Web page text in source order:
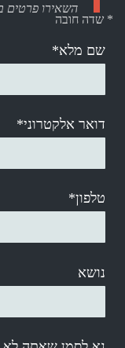
השאירו פרטים
* שדה חובה
שם מלא*
דואר אלקטרוני*
טלפון*
נושא